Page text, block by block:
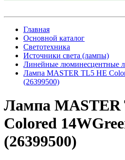
Главная
Основной каталог
Светотехника
Источники света (лампы)
Линейные люминесцентные
Лампа MASTER TL5 HE
(26399500)
Лампа MASTER
Colored
(26399500)